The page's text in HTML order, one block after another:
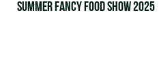
Summer Fancy Food Show 2025